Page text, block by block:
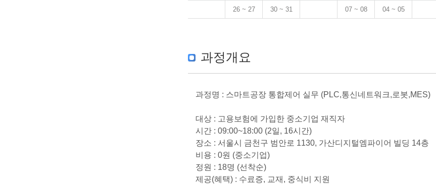
26 ~ 27 30 ~ 31 07 ~ 08 04 ~ 05
과정개요
과정명 : 스마트공장 통합제어 실무 (PLC,통신네트워크,로봇,MES)
대상 : 고용보험에 가입한 중소기업 재직자
시간 : 09:00~18:00 (2일, 16시간)
장소 : 서울시 금천구 범안로 1130, 가산디지털엠파이어 빌딩 14층
비용 : 0원 (중소기업)
정원 : 18명 (선착순)
제공(혜택) : 수료증, 교재, 중식비 지원